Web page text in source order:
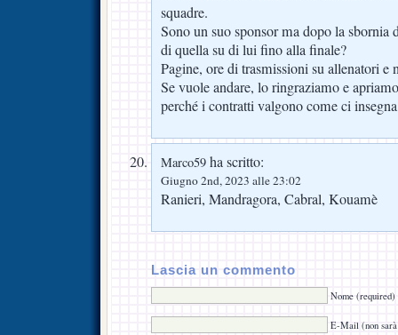
squadre.
Sono un suo sponsor ma dopo la
di quella su di lui fino alla finale?
Pagine, ore di trasmissioni su allenatori e
Se vuole andare, lo ringraziamo e
perché i contratti valgono come ci
Marco59 ha scritto:
Giugno 2nd, 2023 alle 23:02
Ranieri, Mandragora, Cabral, Kouamè
Lascia un commento
Nome (required)
E-Mail (non